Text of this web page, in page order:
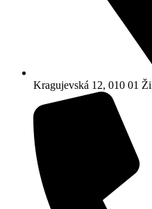
Kragujevská 12, 010 01